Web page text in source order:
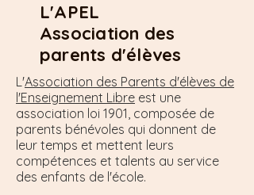
L'APEL
Association des
parents d'élèves
L'Association des Parents d'élèves de
l'Enseignement Libre est une
association loi 1901, composée de
parents bénévoles qui donnent de
leur temps et mettent leurs
compétences et talents au service
des enfants de l'école.